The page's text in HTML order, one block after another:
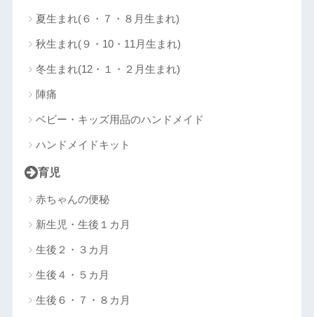
夏生まれ(６・７・８月生まれ)
秋生まれ(９・10・11月生まれ)
冬生まれ(12・１・２月生まれ)
陣痛
ベビー・キッズ用品のハンドメイド
ハンドメイドキット
育児
赤ちゃんの便秘
新生児・生後１カ月
生後２・３カ月
生後４・５カ月
生後６・７・８カ月